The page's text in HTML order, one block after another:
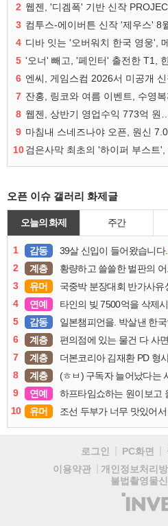
2 웹젠, '디겜폭' 기반 신작
3
4 디바 잇는 '오버워치 한국 영웅',
5 '오너' 빼고, '페인터' 출전한 T1,
6 엔씨, 게임스컴 2026서 미공개
7
8 웹젠, 상반기 영업수익 773억 원
9 마침내 스네즈나야 오픈, 원신
10검은사막 최초의 '하이퍼 부스트
오픈 이슈 갤러리 화제글
오늘의 화제 주간
1 감동 39살 신입이 들어왔습니다.
2
계층 황량하고 쓸쓸한 벌판의
3
유머 국중박 분장대회 반가사유
4
연예 타인의 빚 7500억을 삭제
5
감동 일본챔피언을. 박살낸 한
6
계층 편의점에 있는 물건 다 사
7
계층 더본코리아 김재환 PD 형
8
계층 (ㅎㅂ) 구독자 늘어났다는
9
연예 하프타임쇼하는 원이보고
10
유머 조선 두부가 너무 맛있어
로그인 PC화면
이용약관
개인정보처리
불법촬영물
(
인